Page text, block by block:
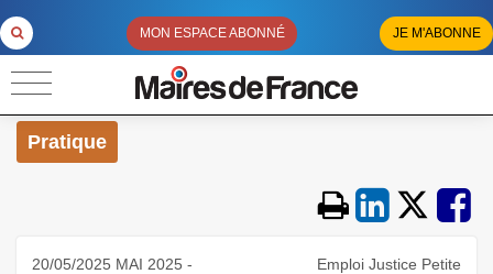
MON ESPACE ABONNÉ JE M'ABONNE
Pratique
20/05/2025 MAI 2025 -
Emploi Justice Petite